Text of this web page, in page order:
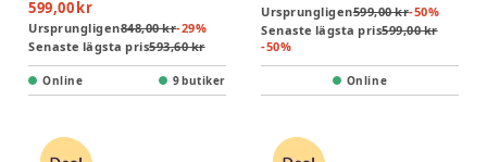
599,00 kr
Ursprungligen848,00 kr-29%
Senaste lägsta pris593,60 kr
Online 9 butiker
Ursprungligen599,00 kr-50%
Senaste lägsta pris599,00 kr
-50%
Online